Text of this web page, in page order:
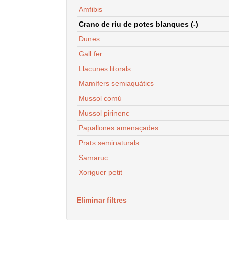
Amfibis
Cranc de riu de potes blanques (-)
Dunes
Gall fer
Llacunes litorals
Mamífers semiaquàtics
Mussol comú
Mussol pirinenc
Papallones amenaçades
Prats seminaturals
Samaruc
Xoriguer petit
Eliminar filtres